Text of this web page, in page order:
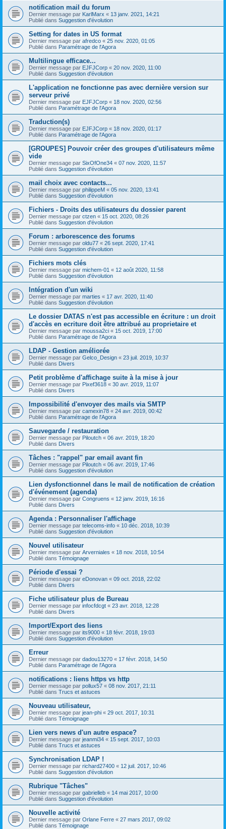
notification mail du forum
Dernier message par KarlMarx « 13 janv. 2021, 14:21
Publié dans Suggestion d'évolution
Setting for dates in US format
Dernier message par afredco « 25 nov. 2020, 01:05
Publié dans Paramétrage de l'Agora
Multilingue efficace...
Dernier message par EJFJCorp « 20 nov. 2020, 11:00
Publié dans Suggestion d'évolution
L'application ne fonctionne pas avec dernière version sur
serveur privé
Dernier message par EJFJCorp « 18 nov. 2020, 02:56
Publié dans Paramétrage de l'Agora
Traduction(s)
Dernier message par EJFJCorp « 18 nov. 2020, 01:17
Publié dans Paramétrage de l'Agora
[GROUPES] Pouvoir créer des groupes d'utilisateurs même
vide
Dernier message par SixOfOne34 « 07 nov. 2020, 11:57
Publié dans Suggestion d'évolution
mail choix avec contacts...
Dernier message par philippeM « 05 nov. 2020, 13:41
Publié dans Suggestion d'évolution
Fichiers - Droits des utilisateurs du dossier parent
Dernier message par ctzen « 15 oct. 2020, 08:26
Publié dans Suggestion d'évolution
Forum : arborescence des forums
Dernier message par oldu77 « 26 sept. 2020, 17:41
Publié dans Suggestion d'évolution
Fichiers mots clés
Dernier message par michem-01 « 12 août 2020, 11:58
Publié dans Suggestion d'évolution
Intégration d'un wiki
Dernier message par marties « 17 avr. 2020, 11:40
Publié dans Suggestion d'évolution
Le dossier DATAS n'est pas accessible en écriture : un droit
d'accès en ecriture doit être attribué au proprietaire et
Dernier message par moussa2ci « 15 oct. 2019, 17:00
Publié dans Paramétrage de l'Agora
LDAP - Gestion améliorée
Dernier message par Gelco_Design « 23 juil. 2019, 10:37
Publié dans Divers
Petit problème d'affichage suite à la mise à jour
Dernier message par Pixef3618 « 30 avr. 2019, 11:07
Publié dans Divers
Impossibilité d'envoyer des mails via SMTP
Dernier message par camexin78 « 24 avr. 2019, 00:42
Publié dans Paramétrage de l'Agora
Sauvegarde / restauration
Dernier message par Piloutch « 06 avr. 2019, 18:20
Publié dans Divers
Tâches : "rappel" par email avant fin
Dernier message par Piloutch « 06 avr. 2019, 17:46
Publié dans Suggestion d'évolution
Lien dysfonctionnel dans le mail de notification de création
d'événement (agenda)
Dernier message par Congruens « 12 janv. 2019, 16:16
Publié dans Divers
Agenda : Personnaliser l'affichage
Dernier message par telecoms-info « 10 déc. 2018, 10:39
Publié dans Suggestion d'évolution
Nouvel utilisateur
Dernier message par Arverniales « 18 nov. 2018, 10:54
Publié dans Témoignage
Période d'essai ?
Dernier message par eDonovan « 09 oct. 2018, 22:02
Publié dans Divers
Fiche utilisateur plus de Bureau
Dernier message par infocfdcgt « 23 avr. 2018, 12:28
Publié dans Divers
Import/Export des liens
Dernier message par its9000 « 18 févr. 2018, 19:03
Publié dans Suggestion d'évolution
Erreur
Dernier message par dadou13270 « 17 févr. 2018, 14:50
Publié dans Paramétrage de l'Agora
notifications : liens https vs http
Dernier message par pollux57 « 08 nov. 2017, 21:11
Publié dans Trucs et astuces
Nouveau utilisateur,
Dernier message par jean-phi « 29 oct. 2017, 10:31
Publié dans Témoignage
Lien vers news d'un autre espace?
Dernier message par jeanmi34 « 15 sept. 2017, 10:03
Publié dans Trucs et astuces
Synchronisation LDAP !
Dernier message par richard27400 « 12 juil. 2017, 10:46
Publié dans Suggestion d'évolution
Rubrique "Tâches"
Dernier message par gabrielleb « 14 mai 2017, 10:00
Publié dans Suggestion d'évolution
Nouvelle activité
Dernier message par Orlane Ferre « 27 mars 2017, 09:02
Publié dans Témoignage